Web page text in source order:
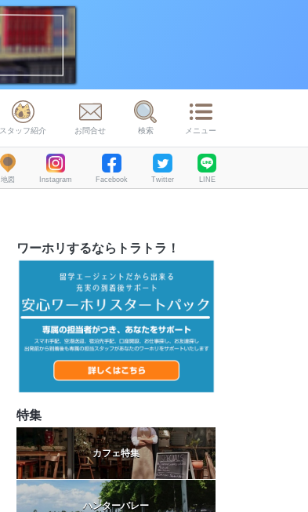
スタッフ紹介 お問合せ 検索 メニュー
地図 Instagram Facebook Twitter LINE
ワーホリするならトラトラ！
特集
カフェ特集
ハンターバレー